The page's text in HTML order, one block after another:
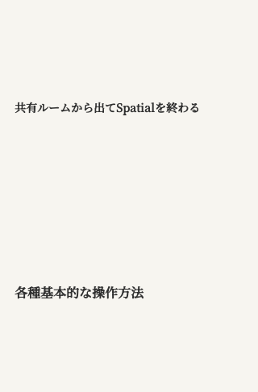
共有ルームから出てSpatialを終わる
各種基本的な操作方法